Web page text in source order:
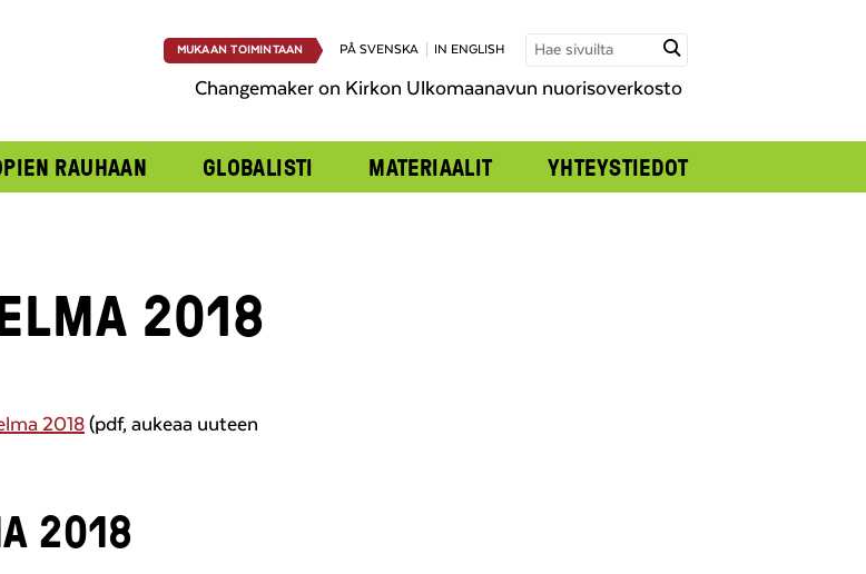
MUKAAN TOIMINTAAN PÅ SVENSKA IN ENGLISH
Changemaker on Kirkon Ulkomaanavun nuorisoverkosto
RAUHAAN GLOBALISTI MATERIAALIT YHTEYSTIEDOT
2018
2018 (pdf, aukeaa uuteen
2018